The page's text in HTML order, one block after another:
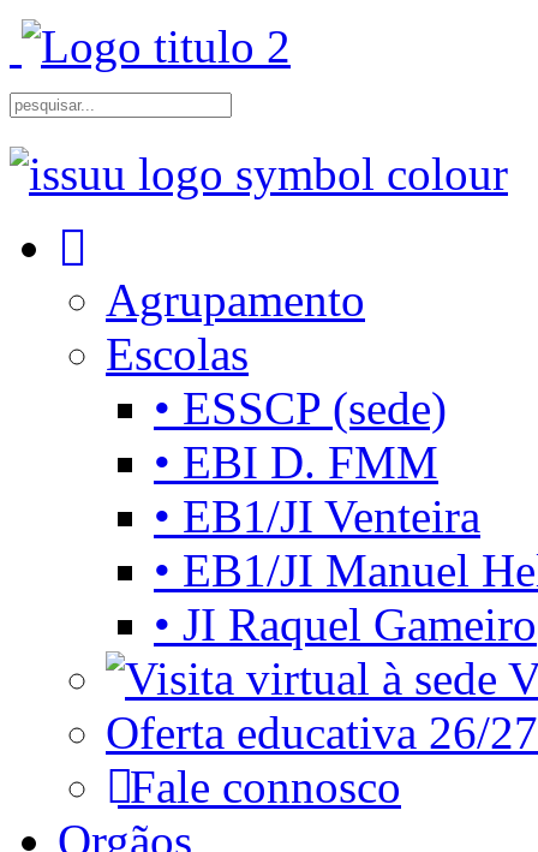
Agrupamento
Escolas
• ESSCP (sede)
• EBI D. FMM
• EB1/JI Venteira
• EB1/JI Manuel
• JI Raquel Gameiro
Oferta educativa 26/27
Fale connosco
Orgãos